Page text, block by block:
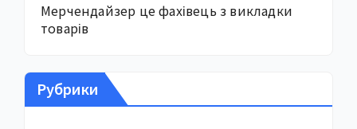
Мерчендайзер це фахівець з викладки
товарів
Рубрики